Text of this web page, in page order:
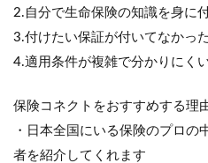
2.自分で生命保険の知識を身に
3.付けたい保証が付いてなかった
4.適用条件が複雑で分かりにく
保険コネクトをおすすめする理
・日本全国にいる保険のプロの
者を紹介してくれます